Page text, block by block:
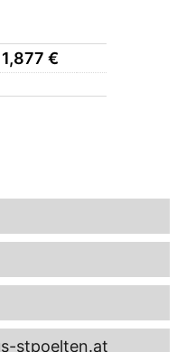
1,877 €
stpoelten.at